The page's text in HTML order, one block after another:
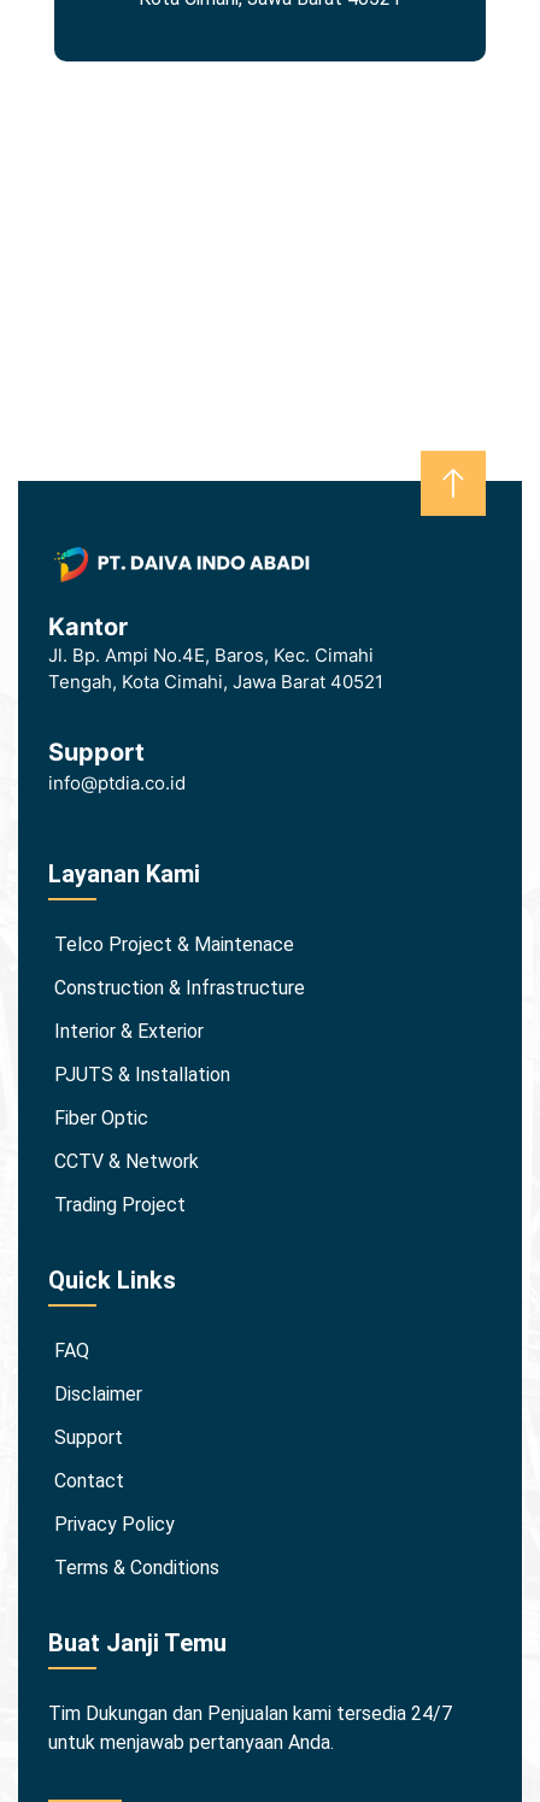
Kantor
Jl. Bp. Ampi No.4E, Baros, Kec. Cimahi
Tengah, Kota Cimahi, Jawa Barat 40521
Support
info@ptdia.co.id
Layanan Kami
Telco Project & Maintenace
Construction & Infrastructure
Interior & Exterior
PJUTS & Installation
Fiber Optic
CCTV & Network
Trading Project
Quick Links
FAQ
Disclaimer
Support
Contact
Privacy Policy
Terms & Conditions
Buat Janji Temu
Tim Dukungan dan Penjualan kami tersedia 24/7
untuk menjawab pertanyaan Anda.